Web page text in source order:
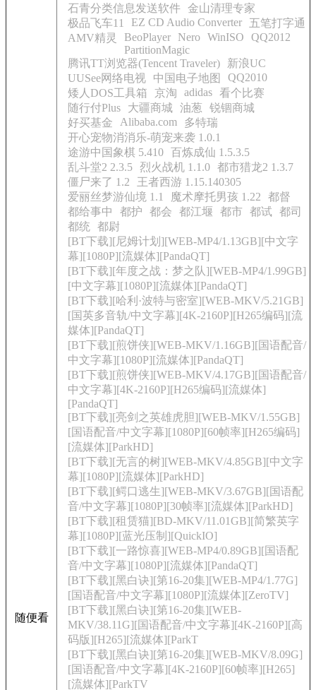
随便看
石青分类信息发送软件
金山清理专家
极品飞车11
EZ CD Audio Converter
五笔打字通
AMV精灵
BeoPlayer Nero WinISO
QQ2012
PartitionMagic
腾讯TT浏览器(Tencent Traveler)
新浪UC
UUSee网络电视
中国电子地图
QQ2010
矮人DOS工具箱
京淘 adidas 看个比赛
随行付Plus
大疆商城 油葱
锐锢商城
好买基金
Alibaba.com
多特瑞
开心宠物消消乐-萌宠来袭 1.0.1
途游中国象棋 5.410 百炼成仙 1.5.3.5
乱斗堂2 2.3.5 烈火战机 1.1.0 都市猎龙2 1.3.7
僵尸来了 1.2
王者西游 1.15.140305
爱丽丝梦游仙境 1.1
魔术摩托男孩 1.22
都督
都给事中
都护 都会 都江堰 都市 都试
都司
都统
都尉
[BT下载][尼姆计划][WEB-MP4/1.13GB][中文字
幕][1080P][流媒体][PandaQT]
[BT下载][年度之战：梦之队][WEB-MP4/1.99GB]
[中文字幕][1080P][流媒体][PandaQT]
[BT下载][哈利·波特与密室][WEB-MKV/5.21GB]
[国英多音轨/中文字幕][4K-2160P][H265编码][流
媒体][PandaQT]
[BT下载][煎饼侠][WEB-MKV/1.16GB][国语配音/
中文字幕][1080P][流媒体][PandaQT]
[BT下载][煎饼侠][WEB-MKV/4.17GB][国语配音/
中文字幕][4K-2160P][H265编码][流媒体]
[PandaQT]
[BT下载][亮剑之英雄虎胆][WEB-MKV/1.55GB]
[国语配音/中文字幕][1080P][60帧率][H265编码]
[流媒体][ParkHD]
[BT下载][无言的树][WEB-MKV/4.85GB][中文字
幕][1080P][流媒体][ParkHD]
[BT下载][鳄口逃生][WEB-MKV/3.67GB][国语配
音/中文字幕][1080P][30帧率][流媒体][ParkHD]
[BT下载][租赁猫][BD-MKV/11.01GB][简繁英字
幕][1080P][蓝光压制][QuickIO]
[BT下载][一路惊喜][WEB-MP4/0.89GB][国语配
音/中文字幕][1080P][流媒体][PandaQT]
[BT下载][黑白诀][第16-20集][WEB-MP4/1.77G]
[国语配音/中文字幕][1080P][流媒体][ZeroTV]
[BT下载][黑白诀][第16-20集][WEB-
MKV/38.11G][国语配音/中文字幕][4K-2160P][高
码版][H265][流媒体][ParkT
[BT下载][黑白诀][第16-20集][WEB-MKV/8.09G]
[国语配音/中文字幕][4K-2160P][60帧率][H265]
[流媒体][ParkTV